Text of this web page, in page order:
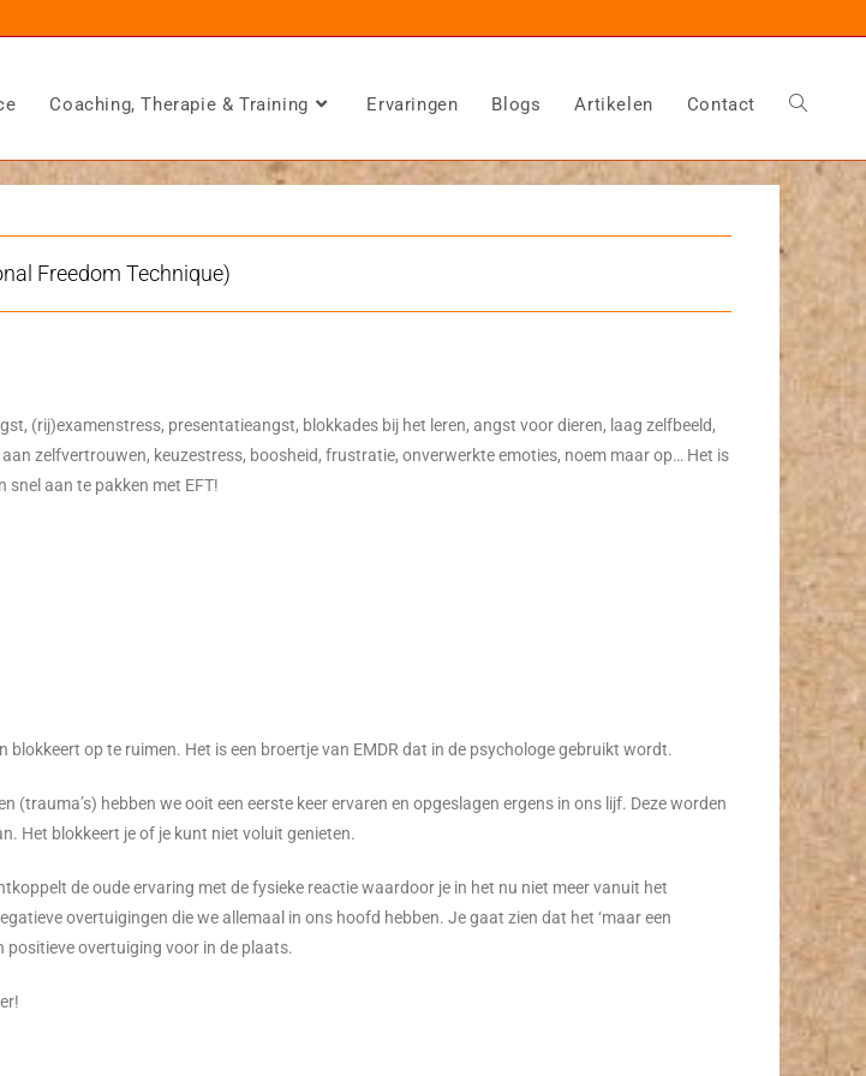
Coaching, Therapie & Training Ervaringen Blogs Artikelen Contact
Freedom Technique)
(rij)examenstress, presentatieangst, blokkades bij het leren, angst voor dieren, laag zelfbeeld,
zelfvertrouwen, keuzestress, boosheid, frustratie, onverwerkte emoties, noem maar op… Het is
snel aan te pakken met EFT!
op te ruimen. Het is een broertje van EMDR dat in de psychologe gebruikt wordt.
hebben we ooit een eerste keer ervaren en opgeslagen ergens in ons lijf. Deze worden
Het blokkeert je of je kunt niet voluit genieten.
de oude ervaring met de fysieke reactie waardoor je in het nu niet meer vanuit het
overtuigingen die we allemaal in ons hoofd hebben. Je gaat zien dat het ‘maar een
positieve overtuiging voor in de plaats.